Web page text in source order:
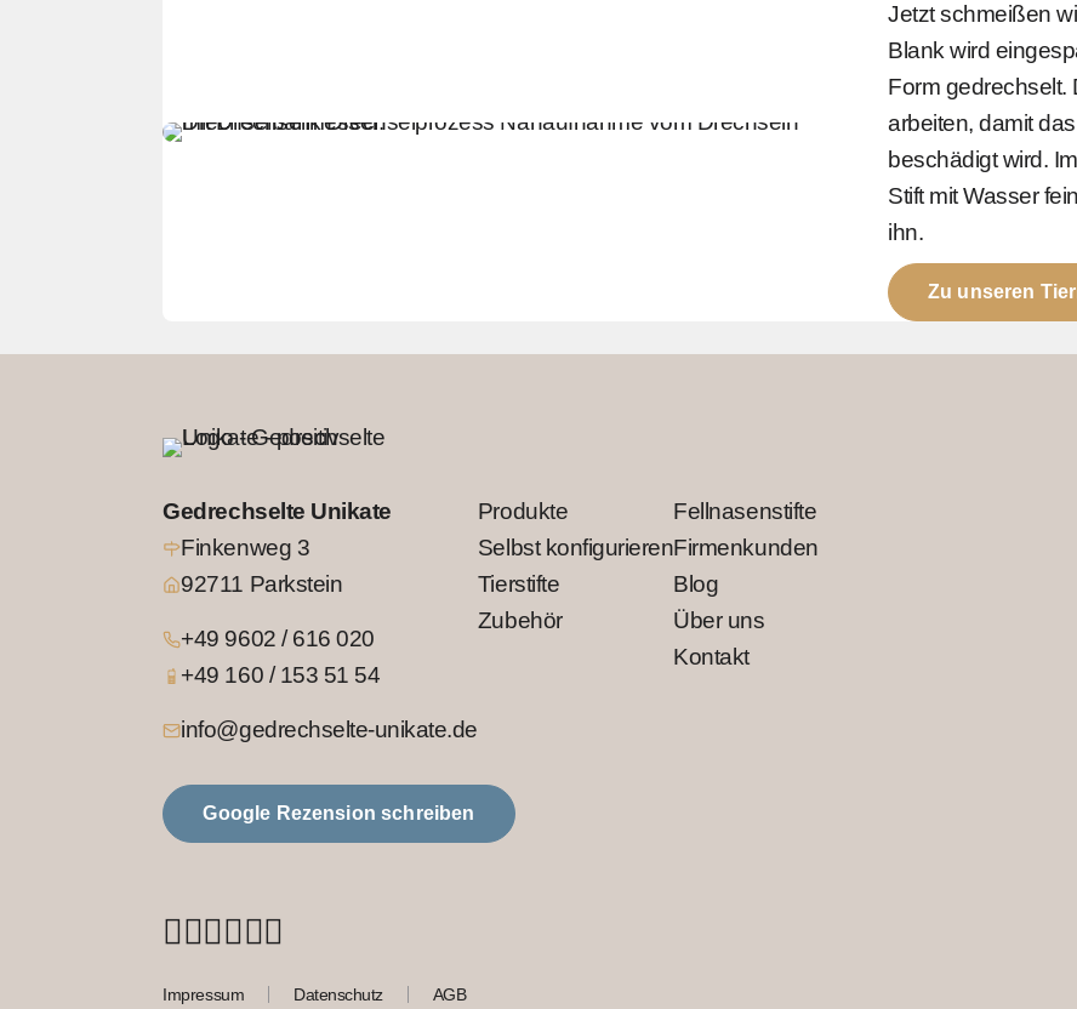
Jetzt schmeißen
Blank wird
Form gedrechselt.
arbeiten, damit
beschädigt wird.
Stift mit Wasser
ihn.
Zu unseren
Gedrechselte Unikate
Finkenweg 3
92711 Parkstein
+49 9602 / 616 020
+49 160 / 153 51 54
info@gedrechselte-unikate.de
Produkte
Selbst konfigurieren
Tierstifte
Zubehör
Fellnasenstifte
Firmenkunden
Blog
Über uns
Kontakt
Google Rezension schreiben
Impressum Datenschutz AGB